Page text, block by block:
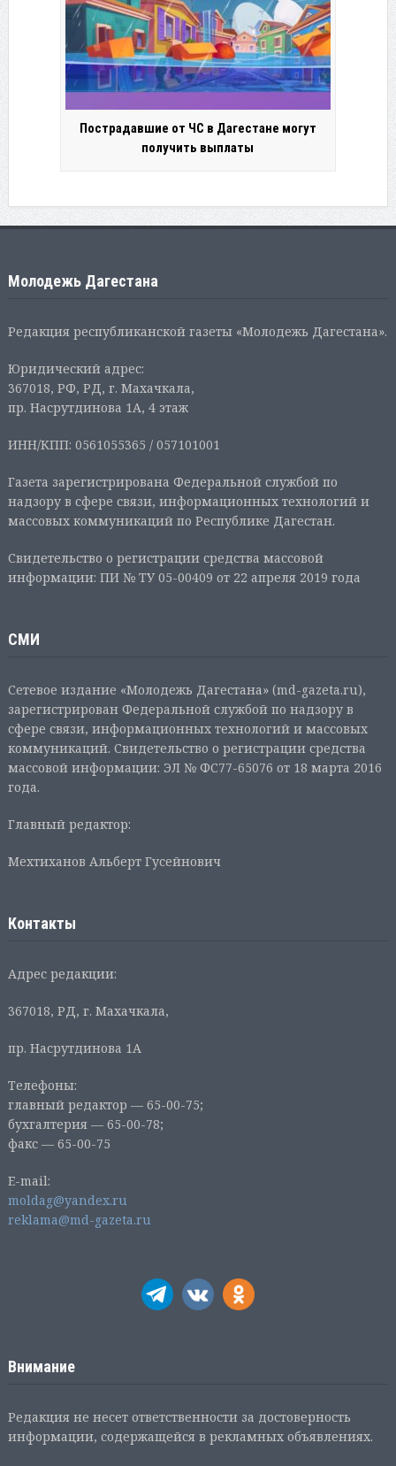
Пострадавшие от ЧС в Дагестане могут
получить выплаты
Молодежь Дагестана
Редакция республиканской газеты «Молодежь Дагестана».
Юридический адрес:
367018, РФ, РД, г. Махачкала,
пр. Насрутдинова 1А, 4 этаж
ИНН/КПП: 0561055365 / 057101001
Газета зарегистрирована Федеральной службой по
надзору в сфере связи, информационных технологий и
массовых коммуникаций по Республике Дагестан.
Свидетельство о регистрации средства массовой
информации: ПИ № ТУ 05-00409 от 22 апреля 2019 года
СМИ
Сетевое издание «Молодежь Дагестана» (md-gazeta.ru),
зарегистрирован Федеральной службой по надзору в
сфере связи, информационных технологий и массовых
коммуникаций. Свидетельство о регистрации средства
массовой информации: ЭЛ № ФС77-65076 от 18 марта 2016
года.
Главный редактор:
Мехтиханов Альберт Гусейнович
Контакты
Адрес редакции:
367018, РД, г. Махачкала,
пр. Насрутдинова 1А
Телефоны:
главный редактор — 65-00-75;
бухгалтерия — 65-00-78;
факс — 65-00-75
E-mail:
moldag@yandex.ru
reklama@md-gazeta.ru
Внимание
Редакция не несет ответственности за достоверность
информации, содержащейся в рекламных объявлениях.